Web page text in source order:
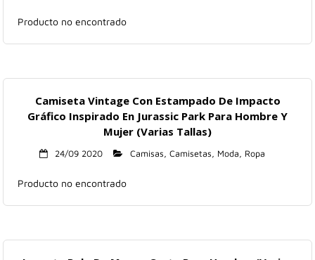
Producto no encontrado
Camiseta Vintage Con Estampado De Impacto
Gráfico Inspirado En Jurassic Park Para Hombre Y
Mujer (Varias Tallas)
24/09 2020 Camisas, Camisetas, Moda, Ropa
Producto no encontrado